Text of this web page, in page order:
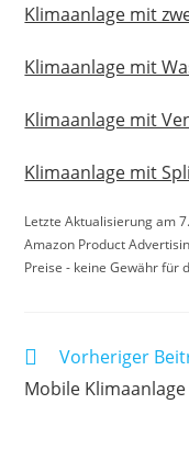
Klimaanlage mit
Klimaanlage mit
Klimaanlage mit
Klimaanlage mit
Letzte Aktualisierung am
Amazon Product
Preise - keine Gewähr für
Weitere
ansehen
Vorheriger
Mobile